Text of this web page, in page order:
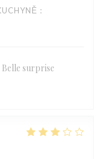
:
Belle surprise